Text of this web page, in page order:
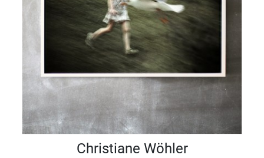
Christiane Wöhler